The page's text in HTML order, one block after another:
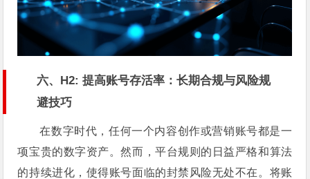
六、H2: 提高账号存活率：长期合规与风险规
避技巧
在数字时代，任何一个内容创作或营销账号都是一
项宝贵的数字资产。然而，平台规则的日益严格和算法
的持续进化，使得账号面临的封禁风险无处不在。将账